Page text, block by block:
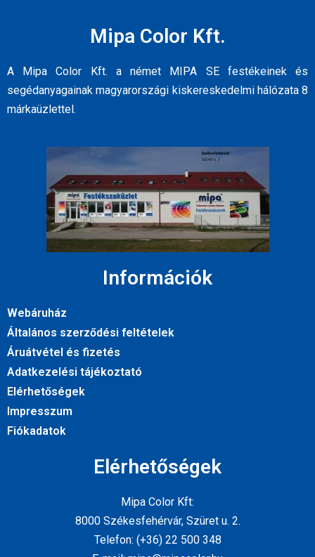
Mipa Color Kft.
A Mipa Color Kft. a német MIPA SE festékeinek és
segédanyagainak magyarországi kiskereskedelmi hálózata 8
márkaüzlettel.
Információk
Webáruház
Általános szerződési feltételek
Áruátvétel és fizetés
Adatkezelési tájékoztató
Elérhetőségek
Impresszum
Fiókadatok
Elérhetőségek
Mipa Color Kft:
8000 Székesfehérvár, Szüret u. 2.
Telefon: (+36) 22 500 348